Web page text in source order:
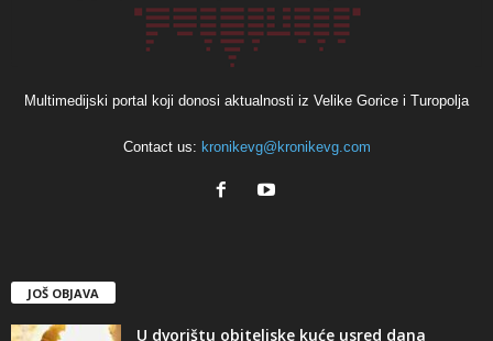
Multimedijski portal koji donosi aktualnosti iz Velike Gorice i Turopolja
Contact us: kronikevg@kronikevg.com
JOŠ OBJAVA
U dvorištu obiteljske kuće usred dana